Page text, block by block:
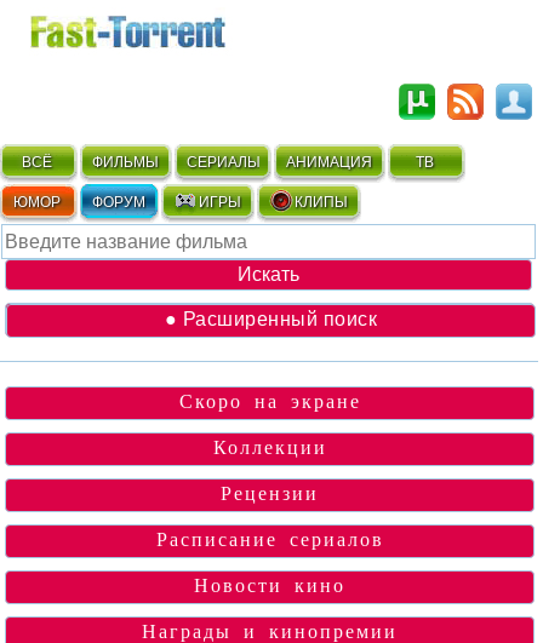
ВСЁ ФИЛЬМЫ СЕРИАЛЫ АНИМАЦИЯ ТВ
ЮМОР ФОРУМ ИГРЫ КЛИПЫ
● Расширенный поиск
Скоро на экране
Коллекции
Рецензии
Расписание сериалов
Новости кино
Награды и кинопремии